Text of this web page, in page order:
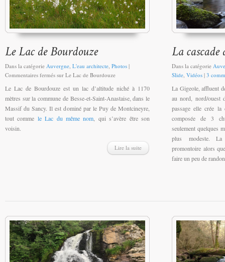
Dans la catégorie Auvergne, L'eau architecte, Photos |
Commentaires fermés sur Le Lac de Bourdouze
Le Lac de Bourdouze est un lac d’altitude niché à 1170
mètres sur la commune de Besse-et-Saint-Anastaise, dans le
Massif du Sancy. Il est dominé par le Puy de Montcineyre,
tout comme le Lac du même nom, qui s’avère être son
voisin.
Lire la suite
Dans la catégorie
Slide, Vidéos | 3
La Gigeole, affluent
au nord, nord/ouest
passage elle crée
composée de 3
seulement quelques
plus modeste.
promontoire alors
faire un peu de